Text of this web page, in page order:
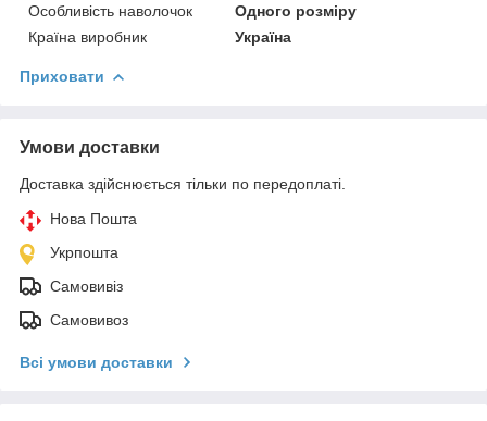
Особливість наволочок
Одного розміру
Країна виробник
Україна
Приховати
Умови доставки
Доставка здійснюється тільки по передоплаті.
Нова Пошта
Укрпошта
Самовивіз
Самовивоз
Всі умови доставки